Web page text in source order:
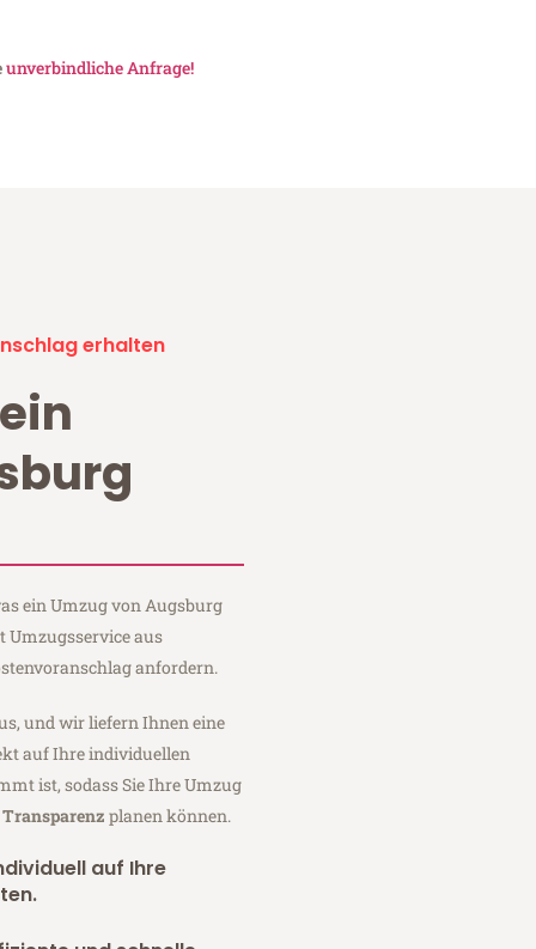
unverbindliche Anfrage!
erhalten
ein Umzug von Augsburg
Umzugsservice aus
anfordern.
und wir liefern Ihnen eine
auf Ihre individuellen
ist, sodass Sie Ihre Umzug
planen können.
auf Ihre